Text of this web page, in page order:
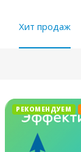
Хит продаж
РЕКОМЕНДУЕМ